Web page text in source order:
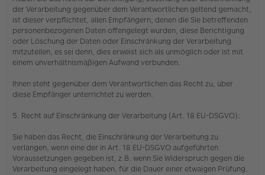
der Verarbeitung gegenüber dem Verantwortlichen geltend gemacht,
ist dieser verpflichtet, allen Empfängern, denen die Sie betreffenden
personenbezogenen Daten offengelegt wurden, diese Berichtigung
oder Löschung der Daten oder Einschränkung der Verarbeitung
mitzuteilen, es sei denn, dies erweist sich als unmöglich oder ist mit
einem unverhältnismäßigen Aufwand verbunden.
Ihnen steht gegenüber dem Verantwortlichen das Recht zu, über
diese Empfänger unterrichtet zu werden.
5. Recht auf Einschränkung der Verarbeitung (Art. 18 EU-DSGVO):
Sie haben das Recht, die Einschränkung der Verarbeitung zu
verlangen, wenn eine der in Art. 18 EU-DSGVO aufgeführten
Voraussetzungen gegeben ist, z.B. wenn Sie Widerspruch gegen die
Verarbeitung eingelegt haben, für die Dauer einer etwaigen Prüfung.